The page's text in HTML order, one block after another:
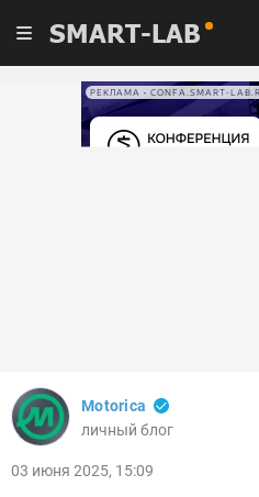
SMART-LAB
РЕКЛАМА • CONFA.SMART-
Motorica
личный блог
03 июня 2025, 15:09